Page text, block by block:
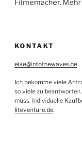
Filmemacher.
KONTAKT
eike@intothewaves.de
Ich bekomme viele
so viele zu
muss. Individuelle
liteventure.de.